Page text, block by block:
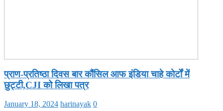
प्राण-प्रतिष्ठा दिवस बार कौंसिल आफ इंडिया चाहे कोर्टों में
छुट्टी,CJI को लिखा पत्र
January 18, 2024 harinayak 0